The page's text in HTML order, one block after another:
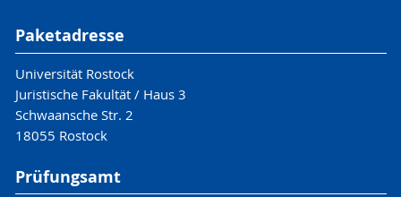
Paketadresse
Universität Rostock
Juristische Fakultät / Haus 3
Schwaansche Str. 2
18055 Rostock
Prüfungsamt